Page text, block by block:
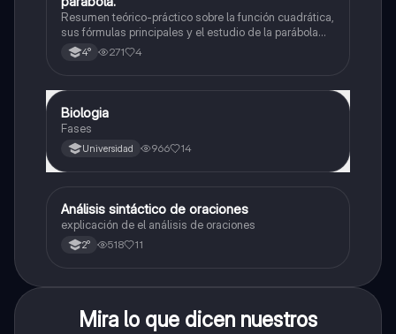
Resumen teórico-práctico sobre la función cuadrática,
sus fórmulas principales y el estudio de la parábola
como representación gráfica.Incluye desarrollo de la
forma general, cálculo de raíces, vértice y elementos
4° 271 4
Biología
Biologia
Fases
Universidad 966 14
Lengua
Análisis sintáctico de oraciones
explicación de el análisis de oraciones
2° 518 11
Mira lo que dicen nuestros